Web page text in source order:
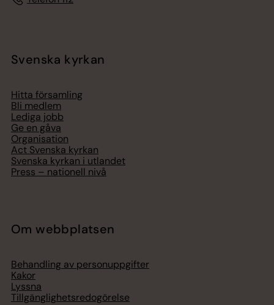
Svenska kyrkan
Hitta församling
Bli medlem
Lediga jobb
Ge en gåva
Organisation
Act Svenska kyrkan
Svenska kyrkan i utlandet
Press – nationell nivå
Om webbplatsen
Behandling av personuppgifter
Kakor
Lyssna
Tillgänglighetsredogörelse